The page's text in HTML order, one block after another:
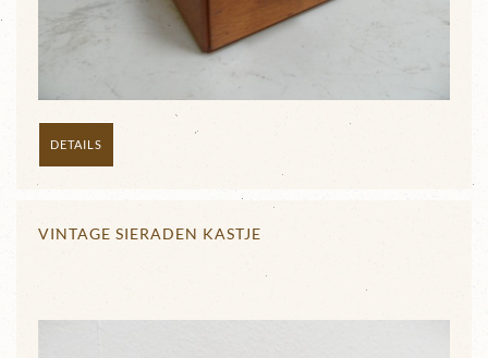
DETAILS
VINTAGE SIERADEN KASTJE